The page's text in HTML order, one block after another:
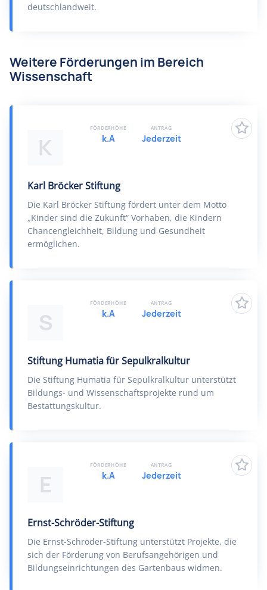
deutschlandweit.
Weitere Förderungen im Bereich
Wissenschaft
K
Karl Bröcker Stiftung
Die Karl Bröcker Stiftung fördert unter dem Motto
„Kinder sind die Zukunft“ Vorhaben, die Kindern
Chancengleichheit, Bildung und Gesundheit
ermöglichen.
FÖRDERHÖHE
k.A
ANTRAG
Jederzeit
S
Stiftung Humatia für Sepulkralkultur
Die Stiftung Humatia für Sepulkralkultur unterstützt
Bildungs- und Wissenschaftsprojekte rund um
Bestattungskultur.
FÖRDERHÖHE
k.A
ANTRAG
Jederzeit
E
Ernst-Schröder-Stiftung
Die Ernst-Schröder-Stiftung unterstützt Projekte, die
sich der Förderung von Berufsangehörigen und
Bildungseinrichtungen des Gartenbaus widmen.
FÖRDERHÖHE
k.A
ANTRAG
Jederzeit